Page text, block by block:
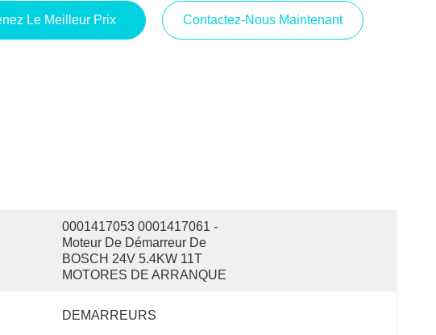
Le Meilleur Prix Contactez-Nous Maintenant
0001417053 0001417061 -
Moteur De Démarreur De
BOSCH 24V 5.4KW 11T
MOTORES DE ARRANQUE
DEMARREURS